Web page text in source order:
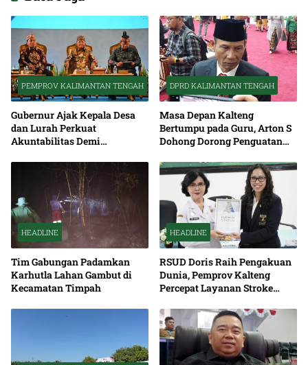
PEMPROV KALIMANTAN TENGAH
Gubernur Ajak Kepala Desa
dan Lurah Perkuat
Akuntabilitas Demi
Kalteng
DPRD KALIMANTAN TENGAH
Masa Depan Kalteng
Bertumpu pada Guru, Arton S
Dohong Dorong Penguatan
HEADLINE
Tim Gabungan Padamkan
Karhutla Lahan Gambut di
Kecamatan Timpah
HEADLINE
RSUD Doris Raih Pengakuan
Dunia, Pemprov Kalteng
Percepat Layanan Stroke